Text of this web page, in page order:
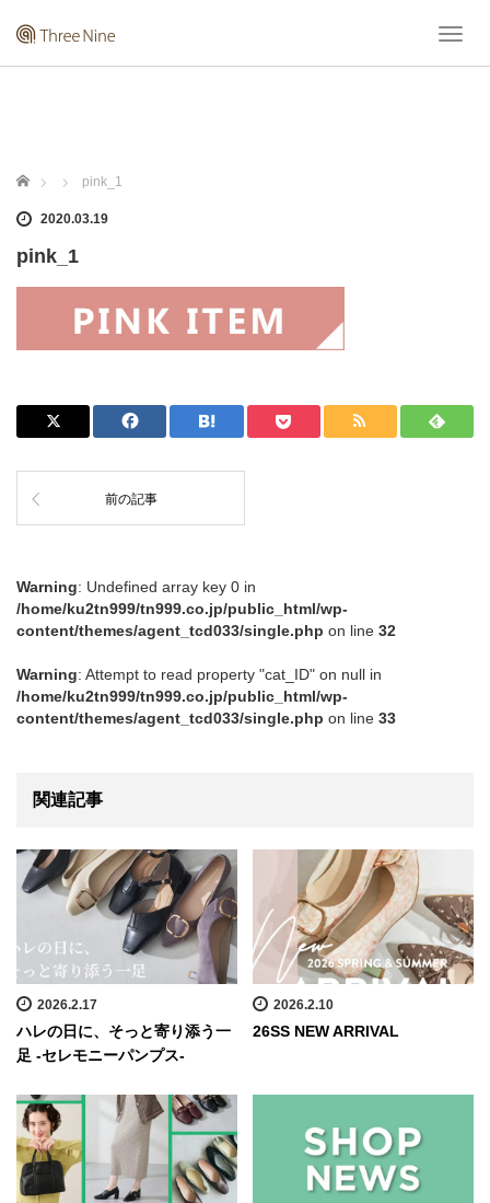
T
ホーム pink_1
2020.03.19
pink_1
前の記事
Warning: Undefined array key 0 in
/home/ku2tn999/tn999.co.jp/public_html/wp-
content/themes/agent_tcd033/single.php on line 32
Warning: Attempt to read property "cat_ID" on null in
/home/ku2tn999/tn999.co.jp/public_html/wp-
content/themes/agent_tcd033/single.php on line 33
関連記事
2026.2.17
ハレの日に、そっと寄り添う一
足 -セレモニーパンプス-
2026.2.10
26SS NEW ARRIVAL